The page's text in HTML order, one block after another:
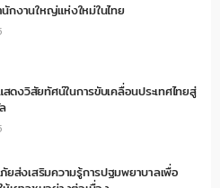
นักงานใหญ่แห่งใหม่ในไทย
สดงวิสัยทัศน์ในการขับเคลื่อนประเทศไทยสู่
ยส่งเสริมความรู้การปฐมพยาบาลเพื่อ